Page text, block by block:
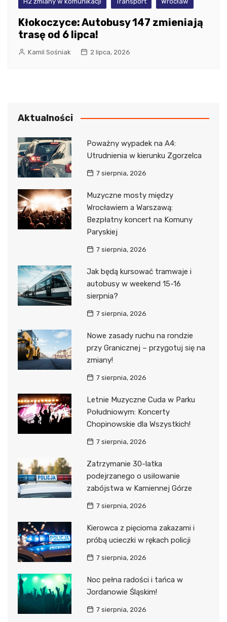
Kłokoczyce: Autobusy 147 zmieniają
trasę od 6 lipca!
Kamil Sośniak 2 lipca, 2026
Aktualności
Poważny wypadek na A4:
Utrudnienia w kierunku Zgorzelca
7 sierpnia, 2026
Muzyczne mosty między
Wrocławiem a Warszawą:
Bezpłatny koncert na Komuny
Paryskiej
7 sierpnia, 2026
Jak będą kursować tramwaje i
autobusy w weekend 15-16
sierpnia?
7 sierpnia, 2026
Nowe zasady ruchu na rondzie
przy Granicznej – przygotuj się na
zmiany!
7 sierpnia, 2026
Letnie Muzyczne Cuda w Parku
Południowym: Koncerty
Chopinowskie dla Wszystkich!
7 sierpnia, 2026
Zatrzymanie 30-latka
podejrzanego o usiłowanie
zabójstwa w Kamiennej Górze
7 sierpnia, 2026
Kierowca z pięcioma zakazami i
próbą ucieczki w rękach policji
7 sierpnia, 2026
Noc pełna radości i tańca w
Jordanowie Śląskim!
7 sierpnia, 2026